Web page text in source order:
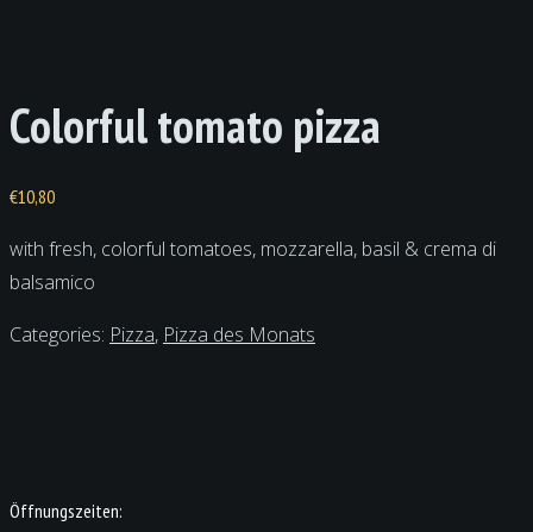
Colorful tomato pizza
€10,80
with fresh, colorful tomatoes, mozzarella, basil & crema di
balsamico
Categories: Pizza, Pizza des Monats
Öffnungszeiten: